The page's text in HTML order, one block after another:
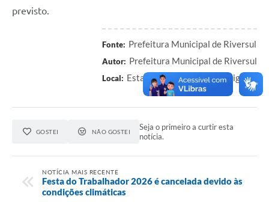
previsto.
Fonte: Prefeitura Municipal de Riversul
Autor: Prefeitura Municipal de Riversul
Local: Estadio Municipal Carlos Biglia
GOSTEI NÃO GOSTEI
Seja o primeiro a curtir esta
notícia.
NOTÍCIA MAIS RECENTE
Festa do Trabalhador 2026 é cancelada devido às
condições climáticas